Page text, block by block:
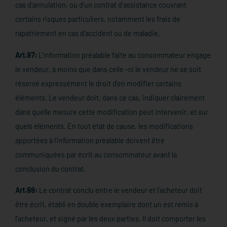
cas d'annulation, ou d'un contrat d'assistance couvrant
certains risques particuliers, notamment les frais de
rapatriement en cas d'accident ou de maladie.
Art.97: L'information préalable faite au consommateur engage
le vendeur, à moins que dans celle -ci le vendeur ne se soit
réservé expressément le droit d'en modifier certains
éléments. Le vendeur doit, dans ce cas, indiquer clairement
dans quelle mesure cette modification peut intervenir, et sur
quels éléments. En tout état de cause, les modifications
apportées à l'information préalable doivent être
communiquées par écrit au consommateur avant la
conclusion du contrat.
Art.98: Le contrat conclu entre le vendeur et l'acheteur doit
être écrit, établi en double exemplaire dont un est remis à
l'acheteur, et signé par les deux parties. Il doit comporter les